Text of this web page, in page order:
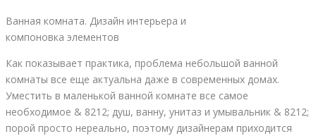
Ванная комната. Дизайн интерьера и
компоновка элементов
Как показывает практика, проблема небольшой ванной
комнаты все еще актуальна даже в современных домах.
Уместить в маленькой ванной комнате все самое
необходимое & 8212; душ, ванну, унитаз и умывальник & 8212;
порой просто нереально, поэтому дизайнерам приходится